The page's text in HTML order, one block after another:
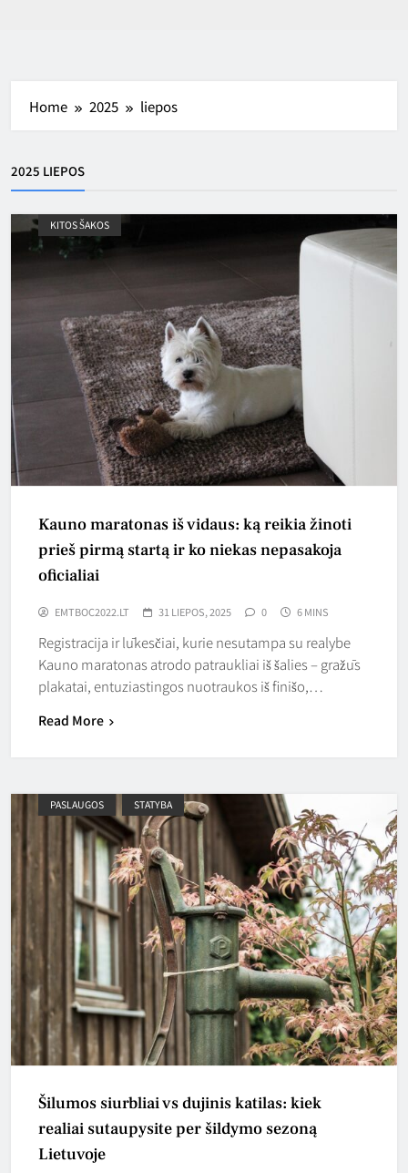
Home 2025 liepos
2025 LIEPOS
KITOS ŠAKOS
Kauno maratonas iš vidaus: ką reikia žinoti
prieš pirmą startą ir ko niekas nepasakoja
oficialiai
EMTBOC2022.LT 31 LIEPOS, 2025 0 6 MINS
Registracija ir lūkesčiai, kurie nesutampa su realybe
Kauno maratonas atrodo patraukliai iš šalies – gražūs
plakatai, entuziastingos nuotraukos iš finišo,…
Read More
PASLAUGOS STATYBA
Šilumos siurbliai vs dujinis katilas: kiek
realiai sutaupysite per šildymo sezoną
Lietuvoje